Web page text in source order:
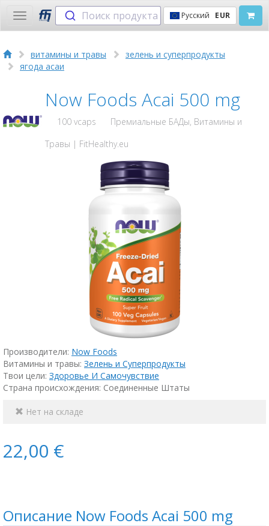
Toggle
navigation
Поиск продукта Русский EUR
витамины и травы
зелень и суперпродукты
ягода асаи
Now Foods Acai 500 mg
100 vcaps
Премиальные БАДы, Витамины и
Травы | FitHealthy.eu
Производители: Now Foods
Витамины и травы: Зелень и Суперпродукты
Твои цели: Здоровье И Самочувствие
Страна происхождения: Соединенные Штаты
Нет на складе
22,00 €
Описание Now Foods Acai 500 mg